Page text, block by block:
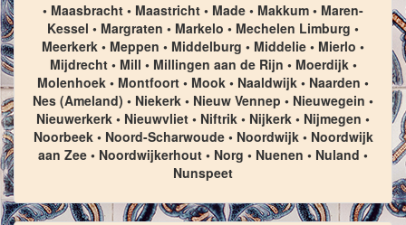
• Maasbracht • Maastricht • Made • Makkum • Maren-
Kessel • Margraten • Markelo • Mechelen Limburg •
Meerkerk • Meppen • Middelburg • Middelie • Mierlo •
Mijdrecht • Mill • Millingen aan de Rijn • Moerdijk •
Molenhoek • Montfoort • Mook • Naaldwijk • Naarden •
Nes (Ameland) • Niekerk • Nieuw Vennep • Nieuwegein •
Nieuwerkerk • Nieuwvliet • Niftrik • Nijkerk • Nijmegen •
Noorbeek • Noord-Scharwoude • Noordwijk • Noordwijk
aan Zee • Noordwijkerhout • Norg • Nuenen • Nuland •
Nunspeet